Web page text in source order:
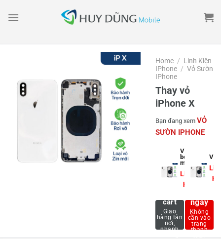
Home / Linh Kiện
IPhone / Vỏ Sườn
IPhone
Thay vỏ
iPhone X
Bạn đang xem VỎ
SƯỜN IPHONE
Vỏ
bóc
máy
Liên
hệ
Vỏ
hệ
cart
ngay